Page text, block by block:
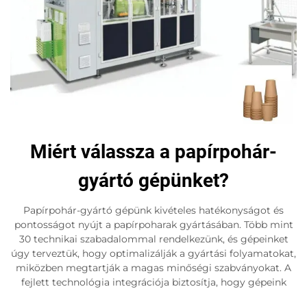
Miért válassza a papírpohár-
gyártó gépünket?
Papírpohár-gyártó gépünk kivételes hatékonyságot és
pontosságot nyújt a papírpoharak gyártásában. Több mint
30 technikai szabadalommal rendelkezünk, és gépeinket
úgy terveztük, hogy optimalizálják a gyártási folyamatokat,
miközben megtartják a magas minőségi szabványokat. A
fejlett technológia integrációja biztosítja, hogy gépeink